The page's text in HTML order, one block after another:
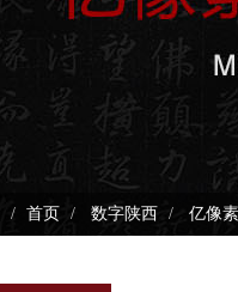
首页 数字陕西 亿像